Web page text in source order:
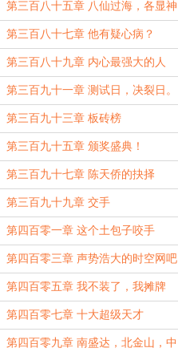
罪！
第三百八十五章 八仙过海，各显神
通。
第三百八十七章 他有疑心病？
第三百八十九章 内心最强大的人
第三百九十一章 测试日，决裂日。
第三百九十三章 板砖榜
第三百九十五章 颁奖盛典！
第三百九十七章 陈天侨的抉择
第三百九十九章 交手
第四百零一章 这个土包子咬手
第四百零三章 声势浩大的时空网吧
（求月票！）
第四百零五章 我不装了，我摊牌
了。
第四百零七章 十大超级天才
第四百零九章 南盛达，北金山，中